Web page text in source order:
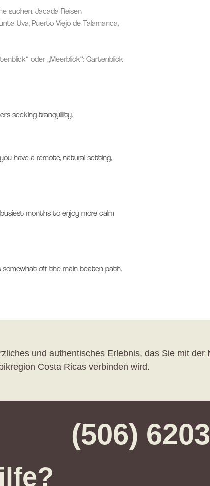
suchen. Jacada Reisen
Uva, Puerto Viejo de Talamanca,
oder „Meerblick“: Gartenblick
seeking tranquillity.
have a remote, natural setting,
months to enjoy more calm
somewhat off the main beaten path.
und authentisches Erlebnis, das Sie mit der
Costa Ricas verbinden wird.
(506)